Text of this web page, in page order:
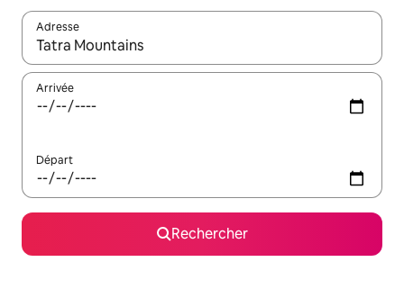
Adresse
Lorsque les résultats s'affichent, utilisez les flèches vers le
Arrivée
Départ
Rechercher